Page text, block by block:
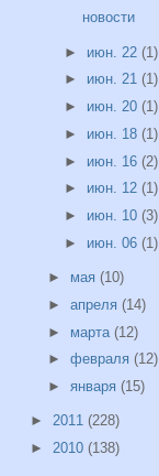
новости
► июн. 22(1)
► июн. 21(1)
► июн. 20(1)
► июн. 18(1)
► июн. 16(2)
► июн. 12(1)
► июн. 10(3)
► июн. 06(1)
► мая (10)
► апреля (14)
► марта (12)
► февраля (12)
► января (15)
► 2011 (228)
► 2010 (138)